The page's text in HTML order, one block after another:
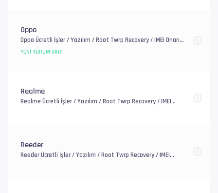
Oppo
Oppo Ücretli İşler / Yazılım / Root Twrp Recovery / IMEI Onarım
/ EFS, FRP ve Account / Genel Donanım Sorunlar
YENI YORUM VAR!
Realme
Realme Ücretli İşler / Yazılım / Root Twrp Recovery / IMEI
Reeder
Reeder Ücretli İşler / Yazılım / Root Twrp Recovery / IMEI